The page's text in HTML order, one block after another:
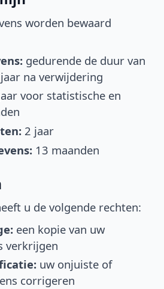
worden bewaard
gedurende de duur van
na verwijdering
voor statistische en
2 jaar
13 maanden
u de volgende rechten:
een kopie van uw
verkrijgen
uw onjuiste of
corrigeren